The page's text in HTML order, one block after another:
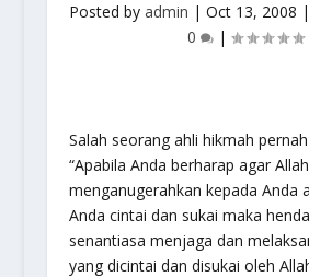
Posted by admin | Oct 13, 2008 |
0
|
Salah seorang ahli hikmah
“Apabila Anda berharap agar
menganugerahkan kepada Anda
Anda cintai dan sukai maka
senantiasa menjaga dan
yang dicintai dan disukai oleh